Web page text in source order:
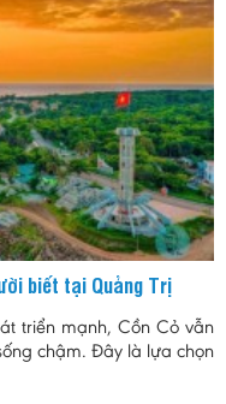
biết tại Quảng Trị
triển mạnh, Cồn Cỏ vẫn
chậm. Đây là lựa chọn